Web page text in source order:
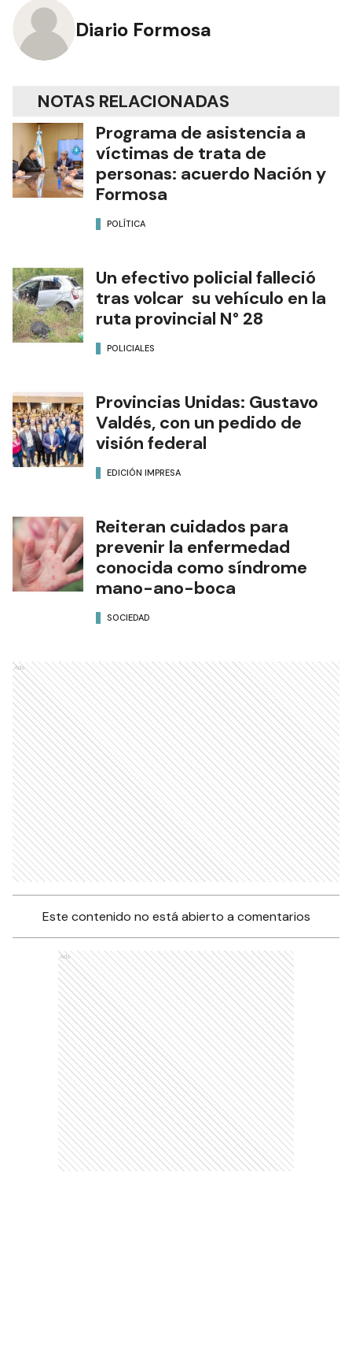
Diario Formosa
NOTAS RELACIONADAS
Programa de asistencia a
víctimas de trata de
personas: acuerdo Nación y
Formosa
POLÍTICA
Un efectivo policial falleció
tras volcar su vehículo en la
ruta provincial N° 28
POLICIALES
Provincias Unidas: Gustavo
Valdés, con un pedido de
visión federal
EDICIÓN IMPRESA
Reiteran cuidados para
prevenir la enfermedad
conocida como síndrome
mano-ano-boca
SOCIEDAD
Ads
Este contenido no está abierto a comentarios
Ads